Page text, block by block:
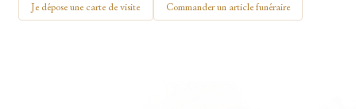
Je dépose une carte de visite Commander un article funéraire